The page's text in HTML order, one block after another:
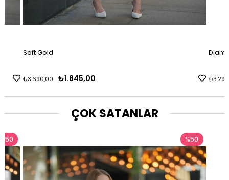
Soft Gold
₺1.845,00
₺3.690,00
ÇOK SATANLAR
%50 %50